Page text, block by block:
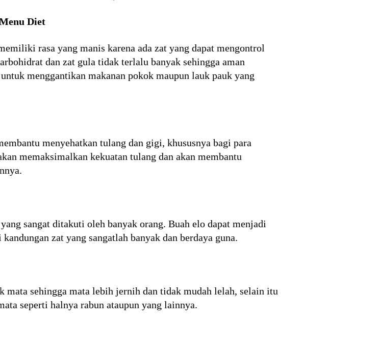
Diet
rasa yang manis karena ada zat yang dapat mengontrol
dan zat gula tidak terlalu banyak sehingga aman
menggantikan makanan pokok maupun lauk pauk yang
menyehatkan tulang dan gigi, khususnya bagi para
memaksimalkan kekuatan tulang dan akan membantu
sangat ditakuti oleh banyak orang. Buah elo dapat menjadi
zat yang sangatlah banyak dan berdaya guna.
sehingga mata lebih jernih dan tidak mudah lelah, selain itu
seperti halnya rabun ataupun yang lainnya.